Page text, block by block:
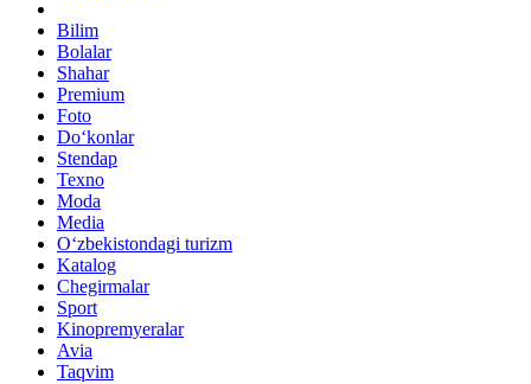
Bilim
Bolalar
Shahar
Premium
Foto
Do‘konlar
Stendap
Texno
Moda
Media
O‘zbekistondagi turizm
Katalog
Chegirmalar
Sport
Kinopremyeralar
Avia
Taqvim